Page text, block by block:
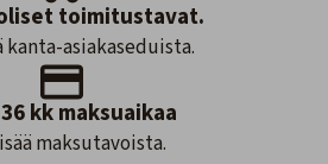
toimitustavat.
kanta-asiakaseduista.
kk maksuaikaa
maksutavoista.